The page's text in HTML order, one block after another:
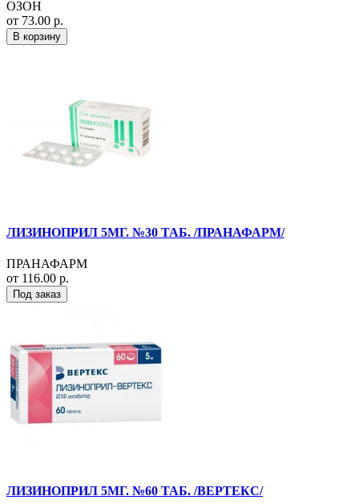
ОЗОН
от 73.00 р.
В корзину
ЛИЗИНОПРИЛ 5МГ. №30 ТАБ. /ПРАНАФАРМ/
ПРАНАФАРМ
от 116.00 р.
Под заказ
ЛИЗИНОПРИЛ 5МГ. №60 ТАБ. /ВЕРТЕКС/